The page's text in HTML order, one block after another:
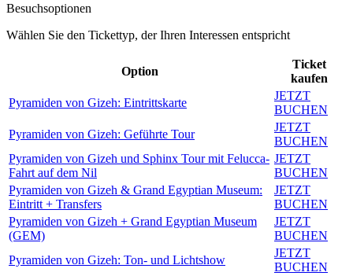
Besuchsoptionen
Wählen Sie den Tickettyp, der Ihren Interessen entspricht
Option
Ticket
kaufen
Pyramiden von Gizeh: Eintrittskarte
JETZT
BUCHEN
Pyramiden von Gizeh: Geführte Tour
JETZT
BUCHEN
Pyramiden von Gizeh und Sphinx Tour mit Felucca-
Fahrt auf dem Nil
JETZT
BUCHEN
Pyramiden von Gizeh & Grand Egyptian Museum:
Eintritt + Transfers
JETZT
BUCHEN
Pyramiden von Gizeh + Grand Egyptian Museum
(GEM)
JETZT
BUCHEN
Pyramiden von Gizeh: Ton- und Lichtshow
JETZT
BUCHEN